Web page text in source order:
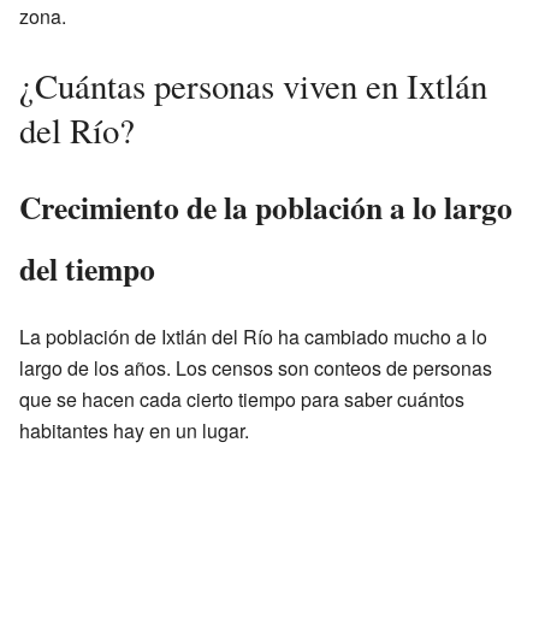
zona.
¿Cuántas personas viven en Ixtlán
del Río?
Crecimiento de la población a lo largo
del tiempo
La población de Ixtlán del Río ha cambiado mucho a lo
largo de los años. Los censos son conteos de personas
que se hacen cada cierto tiempo para saber cuántos
habitantes hay en un lugar.